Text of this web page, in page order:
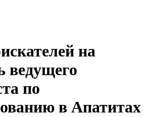
на
ведущего
по
в Апатитах